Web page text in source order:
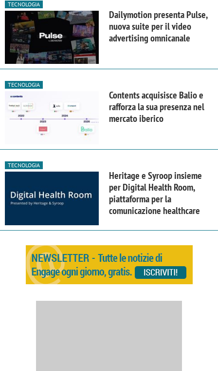
TECNOLOGIA
Dailymotion presenta Pulse,
nuova suite per il video
advertising omnicanale
TECNOLOGIA
Contents acquisisce Balio e
rafforza la sua presenza nel
mercato iberico
TECNOLOGIA
Heritage e Syroop insieme
per Digital Health Room,
piattaforma per la
comunicazione healthcare